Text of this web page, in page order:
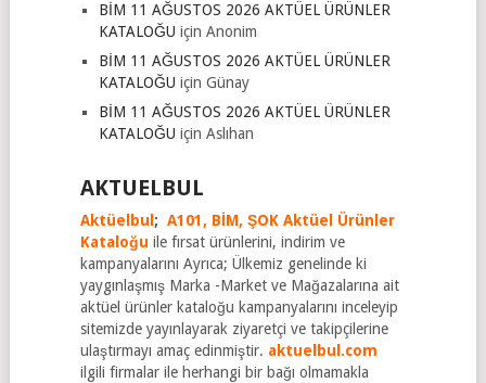
BİM 11 AĞUSTOS 2026 AKTÜEL ÜRÜNLER
KATALOĞU için Anonim
BİM 11 AĞUSTOS 2026 AKTÜEL ÜRÜNLER
KATALOĞU için Günay
BİM 11 AĞUSTOS 2026 AKTÜEL ÜRÜNLER
KATALOĞU için Aslıhan
AKTUELBUL
Aktüelbul ; A101, BİM, ŞOK Aktüel Ürünler
Kataloğu ile fırsat ürünlerini, indirim ve
kampanyalarını Ayrıca; Ülkemiz genelinde ki
yaygınlaşmış Marka -Market ve Mağazalarına ait
aktüel ürünler kataloğu kampanyalarını inceleyip
sitemizde yayınlayarak ziyaretçi ve takipçilerine
ulaştırmayı amaç edinmiştir. aktuelbul.com
ilgili firmalar ile herhangi bir bağı olmamakla